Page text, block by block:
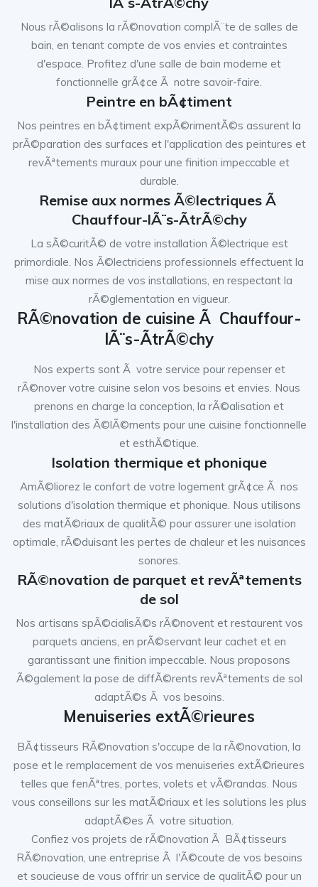
Nous rÃ©alisons la rÃ©novation complÃ¨te de salles de
bain, en tenant compte de vos envies et contraintes
d'espace. Profitez d'une salle de bain moderne et
fonctionnelle grÃ¢ce Ã notre savoir-faire.
Peintre en bÃ¢timent
Nos peintres en bÃ¢timent expÃ©rimentÃ©s assurent la
prÃ©paration des surfaces et l'application des peintures et
revÃªtements muraux pour une finition impeccable et
durable.
Remise aux normes Ã©lectriques Ã
Chauffour-lÃ¨s-ÃtrÃ©chy
La sÃ©curitÃ© de votre installation Ã©lectrique est
primordiale. Nos Ã©lectriciens professionnels effectuent la
mise aux normes de vos installations, en respectant la
rÃ©glementation en vigueur.
RÃ©novation de cuisine Ã Chauffour-
lÃ¨s-ÃtrÃ©chy
Nos experts sont Ã votre service pour repenser et
rÃ©nover votre cuisine selon vos besoins et envies. Nous
prenons en charge la conception, la rÃ©alisation et
l'installation des Ã©lÃ©ments pour une cuisine fonctionnelle
et esthÃ©tique.
Isolation thermique et phonique
AmÃ©liorez le confort de votre logement grÃ¢ce Ã nos
solutions d'isolation thermique et phonique. Nous utilisons
des matÃ©riaux de qualitÃ© pour assurer une isolation
optimale, rÃ©duisant les pertes de chaleur et les nuisances
sonores.
RÃ©novation de parquet et revÃªtements
de sol
Nos artisans spÃ©cialisÃ©s rÃ©novent et restaurent vos
parquets anciens, en prÃ©servant leur cachet et en
garantissant une finition impeccable. Nous proposons
Ã©galement la pose de diffÃ©rents revÃªtements de sol
adaptÃ©s Ã vos besoins.
Menuiseries extÃ©rieures
BÃ¢tisseurs RÃ©novation s'occupe de la rÃ©novation, la
pose et le remplacement de vos menuiseries extÃ©rieures
telles que fenÃªtres, portes, volets et vÃ©randas. Nous
vous conseillons sur les matÃ©riaux et les solutions les plus
adaptÃ©es Ã votre situation.
Confiez vos projets de rÃ©novation Ã BÃ¢tisseurs
RÃ©novation, une entreprise Ã l'Ã©coute de vos besoins
et soucieuse de vous offrir un service de qualitÃ© pour un